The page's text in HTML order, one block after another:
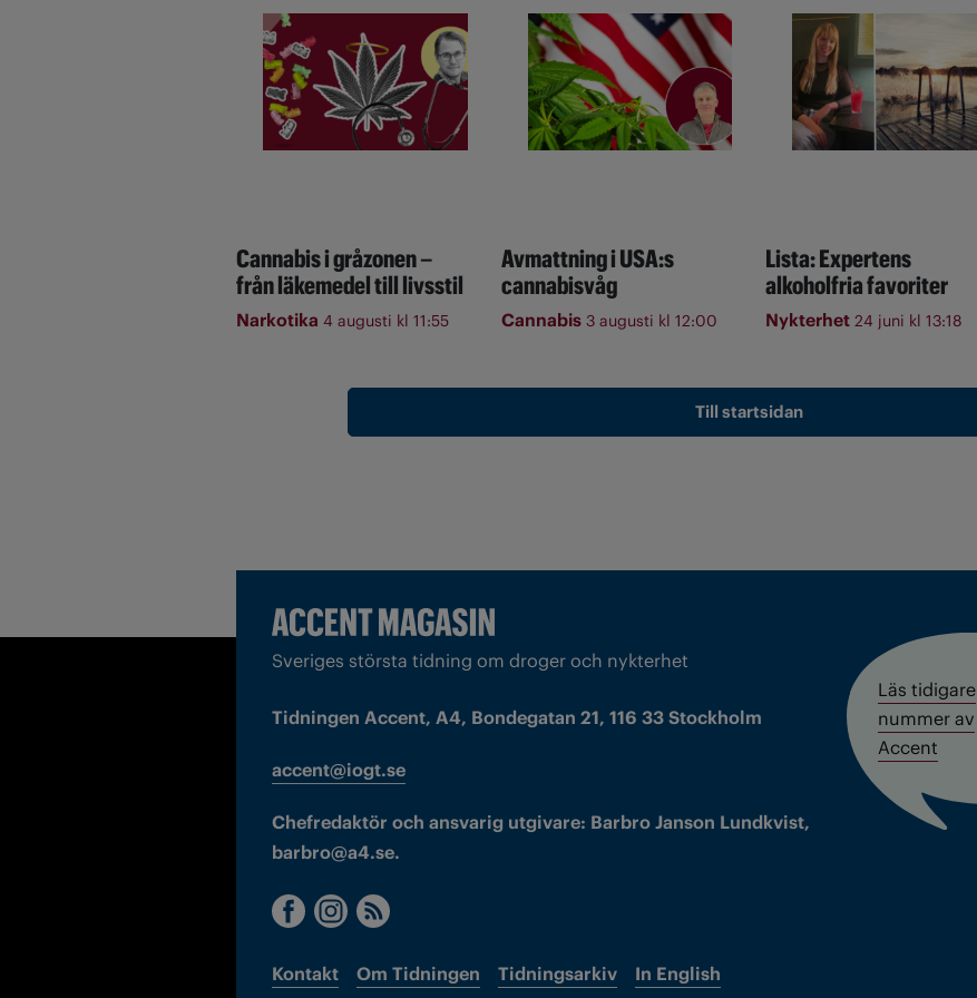
Cannabis i gråzonen –
från läkemedel till livsstil
Narkotika 4 augusti kl 11:55
Avmattning i USA:s
cannabisvåg
Cannabis 3 augusti kl 12:00
Lista: Expertens
alkoholfria favoriter
Nykterhet 24 juni kl 13:18
Till startsidan
Sveriges största tidning om droger och nykterhet
Tidningen Accent, A4, Bondegatan 21, 116 33 Stockholm
accent@iogt.se
Chefredaktör och ansvarig utgivare: Barbro Janson Lundkvist,
barbro@a4.se.
Kontakt Om Tidningen Tidningsarkiv In English
Läs tidigare
nummer av
Accent